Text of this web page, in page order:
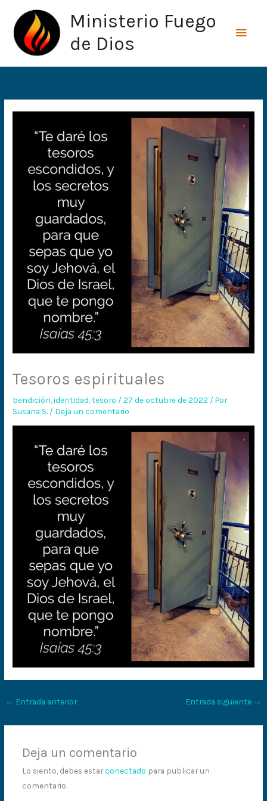
contenido
Ministerio Fuego
de Dios
Tesoros espirituales
bendición,identidad,tesoro /27 de octubre de 2022 / Por
Susana S. / Deja un comentario
← Entrada anterior Entrada siguiente →
Deja un comentario
Lo siento, debes estarconectado para publicar un
comentario.